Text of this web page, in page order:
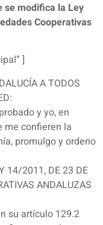
se modifica la Ley
Cooperativas
]
A TODOS
y yo, en
me confieren la
promulgo y ordeno
14/2011, DE 23 DE
ANDALUZAS
su artículo 129.2